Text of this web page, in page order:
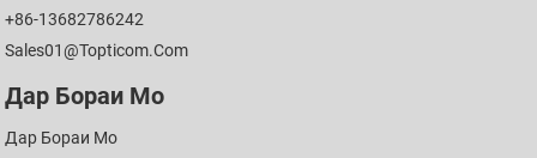
+86-13682786242
Sales01@topticom.com
Дар Бораи Мо
Дар Бораи Мо